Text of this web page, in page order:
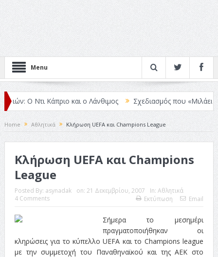
Menu
Ο Ντι Κάπριο και ο Λάνθιμος Σχεδιασμός που «Μιλάει» Χωρίς
Home Αθλητικά Κλήρωση UEFA και Champions League
Κλήρωση UEFA και Champions
League
Posted By: asynadak on: 21 Δεκεμβρίου, 2007 In: Αθλητικά
4 Comments
Εκτύπωση Email
Σήμερα το μεσημέρι
πραγματοποιήθηκαν οι
κληρώσεις για το κύπελλο UEFA και το Champions league
με την συμμετοχή του Παναθηναϊκού και της ΑΕΚ στο